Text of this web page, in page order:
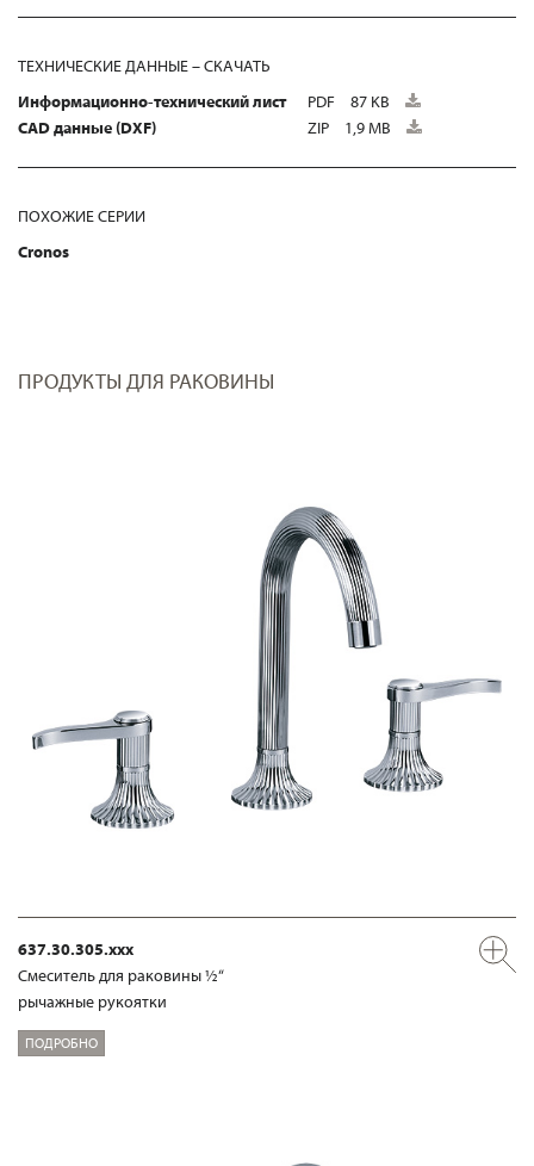
ТЕХНИЧЕСКИЕ ДАННЫЕ – СКАЧАТЬ
Информационно-технический лист
PDF
87 KB
CAD данные (DXF)
ZIP 1,9 MB
ПОХОЖИЕ СЕРИИ
Cronos
ПРОДУКТЫ ДЛЯ РАКОВИНЫ
637.30.305.xxx
Смеситель для раковины ½“
рычажные рукоятки
ПОДРОБНО